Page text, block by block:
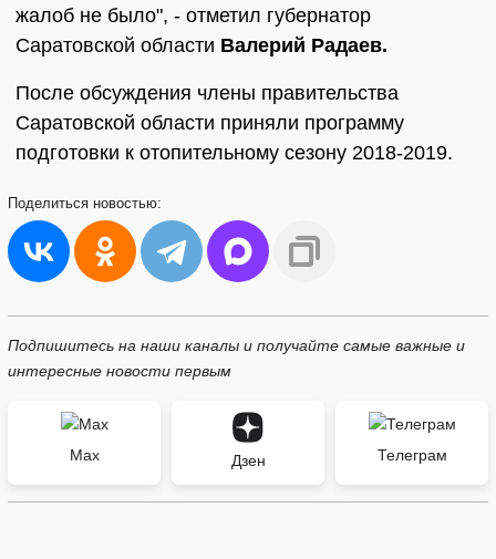
жалоб не было", - отметил губернатор
Саратовской области Валерий Радаев.
После обсуждения члены правительства
Саратовской области приняли программу
подготовки к отопительному сезону 2018-2019.
Поделиться новостью:
Подпишитесь на наши каналы и получайте самые важные и
интересные новости первым
Max Дзен Телеграм